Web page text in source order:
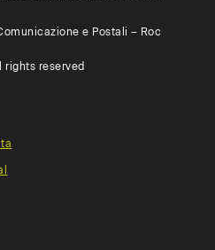
e Postali – Roc
rights reserved